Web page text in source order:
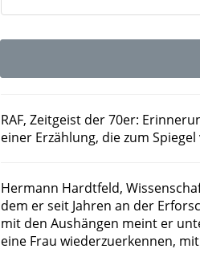
RAF, Zeitgeist der 70er:
einer Erzählung, die zum
Hermann Hardtfeld,
dem er seit Jahren an der
mit den Aushängen meint er
eine Frau wiederzuerkennen,